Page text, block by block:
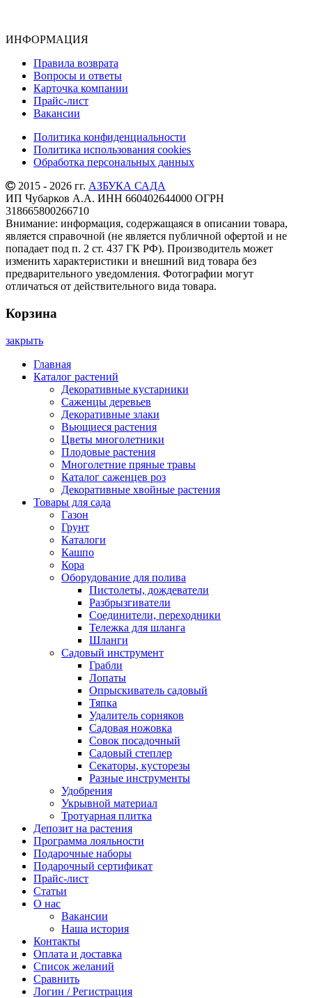
ИНФОРМАЦИЯ
Правила возврата
Вопросы и ответы
Карточка компании
Прайс-лист
Вакансии
Политика конфиденциальности
Политика использования cookies
Обработка персональных данных
2015 - 2026 гг. АЗБУКА САДА
ИП Чубарков А.А. ИНН 660402644000 ОГРН
318665800266710
Внимание: информация, содержащаяся в описании товара,
является справочной (не является публичной офертой и не
попадает под п. 2 ст. 437 ГК РФ). Производитель может
изменить характеристики и внешний вид товара без
предварительного уведомления. Фотографии могут
отличаться от действительного вида товара.
Корзина
закрыть
Главная
Каталог растений
Декоративные кустарники
Саженцы деревьев
Декоративные злаки
Вьющиеся растения
Цветы многолетники
Плодовые растения
Многолетние пряные травы
Каталог саженцев роз
Декоративные хвойные растения
Товары для сада
Газон
Грунт
Каталоги
Кашпо
Кора
Оборудование для полива
Пистолеты, дождеватели
Разбрызгиватели
Соединители, переходники
Тележка для шланга
Шланги
Садовый инструмент
Грабли
Лопаты
Опрыскиватель садовый
Тяпка
Удалитель сорняков
Садовая ножовка
Совок посадочный
Садовый степлер
Секаторы, кусторезы
Разные инструменты
Удобрения
Укрывной материал
Тротуарная плитка
Депозит на растения
Программа лояльности
Подарочные наборы
Подарочный сертификат
Прайс-лист
Статьи
О нас
Вакансии
Наша история
Контакты
Оплата и доставка
Список желаний
Сравнить
Логин / Регистрация